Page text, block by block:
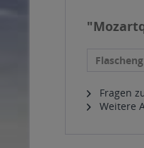
Fragen
Weitere